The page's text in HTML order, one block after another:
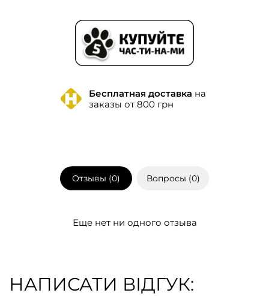
Бесплатная доставка на
заказы от 800 грн
Отзывы (0) Вопросы (0)
Еще нет ни одного отзыва
НАПИСАТИ ВІДГУК: